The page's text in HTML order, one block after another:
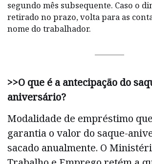
segundo mês subsequente. Caso o
retirado no prazo, volta para as
nome do trabalhador.
>>O que é a antecipação do
aniversário?
Modalidade de empréstimo
garantia o valor do saque-
sacado anualmente. O